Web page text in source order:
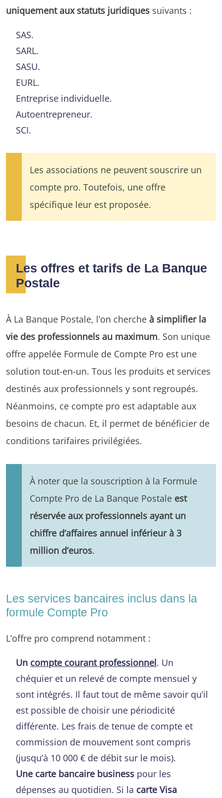
uniquement aux statuts juridiques suivants :
SAS.
SARL.
SASU.
EURL.
Entreprise individuelle.
Autoentrepreneur.
SCI.
Les associations ne peuvent souscrire un
compte pro. Toutefois, une offre
spécifique leur est proposée.
Les offres et tarifs de La Banque
Postale
À La Banque Postale, l’on cherche à simplifier la
vie des professionnels au maximum. Son unique
offre appelée Formule de Compte Pro est une
solution tout-en-un. Tous les produits et services
destinés aux professionnels y sont regroupés.
Néanmoins, ce compte pro est adaptable aux
besoins de chacun. Et, il permet de bénéficier de
conditions tarifaires privilégiées.
À noter que la souscription à la Formule
Compte Pro de La Banque Postale est
réservée aux professionnels ayant un
chiffre d’affaires annuel inférieur à 3
million d’euros.
Les services bancaires inclus dans la
formule Compte Pro
L’offre pro comprend notamment :
Un compte courant professionnel. Un
chéquier et un relevé de compte mensuel y
sont intégrés. Il faut tout de même savoir qu’il
est possible de choisir une périodicité
différente. Les frais de tenue de compte et
commission de mouvement sont compris
(jusqu’à 10 000 € de débit sur le mois).
Une carte bancaire business pour les
dépenses au quotidien. Si la carte Visa